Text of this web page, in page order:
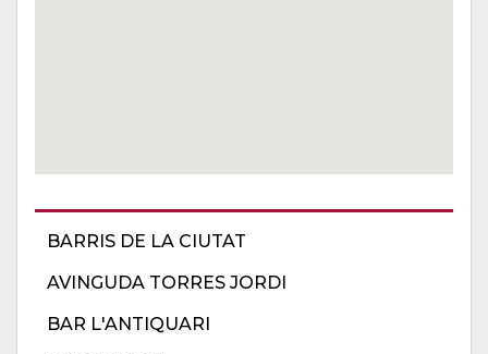
BARRIS DE LA CIUTAT
AVINGUDA TORRES JORDI
BAR L'ANTIQUARI